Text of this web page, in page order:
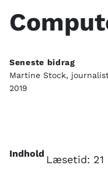
Seneste bidrag
Martine Stock,
2019
Indhold Læsetid: 21